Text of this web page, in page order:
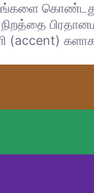
(accent)